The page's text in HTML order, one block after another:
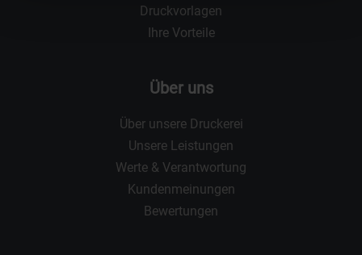
Druckvorlagen
Ihre Vorteile
Über uns
Über unsere Druckerei
Unsere Leistungen
Werte & Verantwortung
Kundenmeinungen
Bewertungen